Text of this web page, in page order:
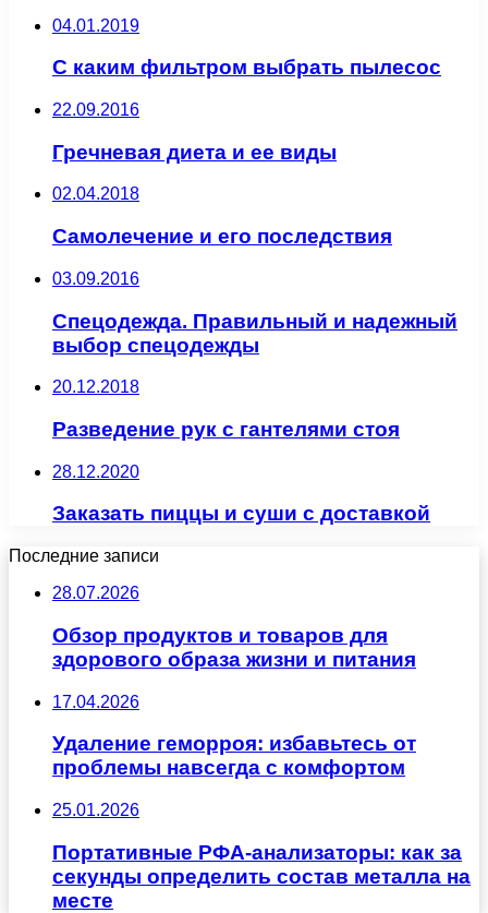
04.01.2019
С каким фильтром выбрать пылесос
22.09.2016
Гречневая диета и ее виды
02.04.2018
Самолечение и его последствия
03.09.2016
Спецодежда. Правильный и надежный
выбор спецодежды
20.12.2018
Разведение рук с гантелями стоя
28.12.2020
Заказать пиццы и суши с доставкой
Последние записи
28.07.2026
Обзор продуктов и товаров для
здорового образа жизни и питания
17.04.2026
Удаление геморроя: избавьтесь от
проблемы навсегда с комфортом
25.01.2026
Портативные РФА-анализаторы: как за
секунды определить состав металла на
месте